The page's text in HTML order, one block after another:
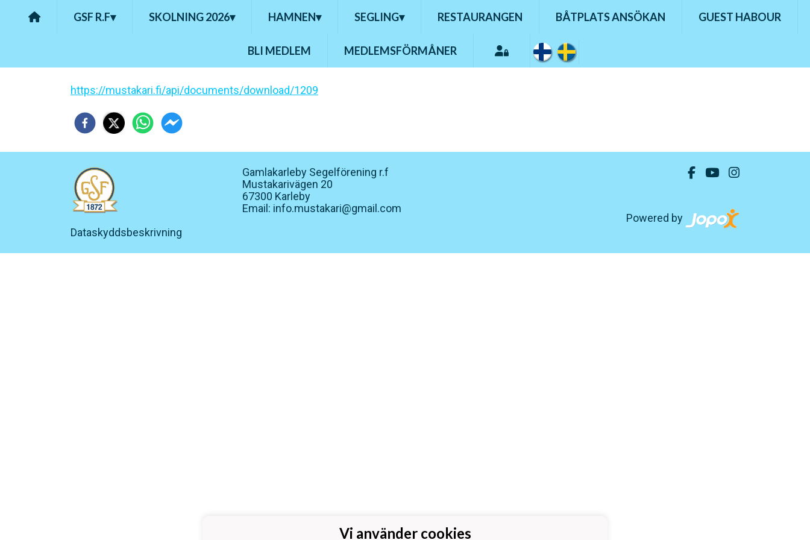
GSF R.F▾ SKOLNING 2026▾ HAMNEN▾ SEGLING▾ RESTAURANGEN BÅTPLATS ANSÖKAN GUEST HABOUR
BLI MEDLEM MEDLEMSFÖRMÅNER
https://mustakari.fi/api/documents/download/1209
Dataskyddsbeskrivning
Gamlakarleby Segelförening r.f
Mustakarivägen 20
67300 Karleby
Email: info.mustakari@gmail.com
Powered by
Vi använder cookies